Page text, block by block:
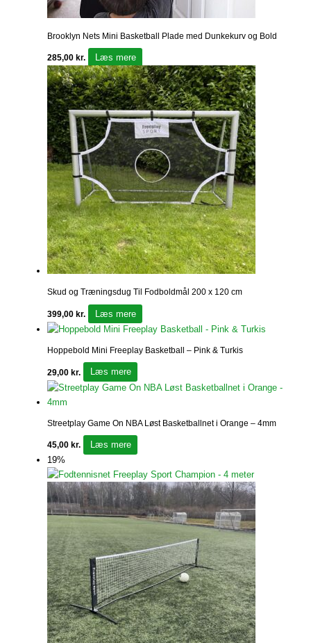
Brooklyn Nets Mini Basketball Plade med Dunkekurv og Bold
285,00 kr. Læs mere
Skud og Træningsdug Til Fodboldmål 200 x 120 cm
399,00 kr. Læs mere
Hoppebold Mini Freeplay Basketball – Pink & Turkis
29,00 kr. Læs mere
Streetplay Game On NBA Løst Basketballnet i Orange – 4mm
45,00 kr.
Læs mere
19%